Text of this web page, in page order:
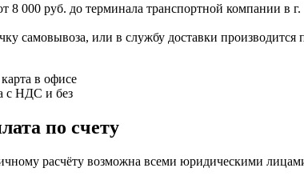
8 000 руб. до терминала транспортной компании в
самовывоза, или в службу доставки производится
в офисе
с НДС и без
по счету
расчёту возможна всеми юридическими